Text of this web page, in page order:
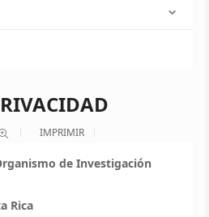
IMPRIMIR
de Investigación
Rica